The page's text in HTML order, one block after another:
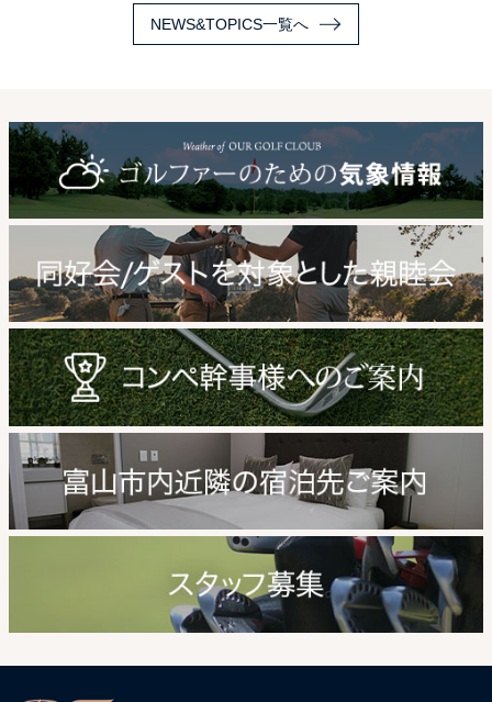
NEWS&TOPICS一覧へ